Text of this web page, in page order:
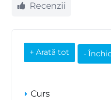
Recenzii
Curs